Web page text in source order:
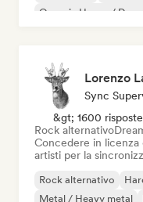
Organic House /
Lorenzo
Sync
&gt; 1600
Rock alternativo
Concedere in
artisti per la
Rock alternativo
Metal / Heavy metal